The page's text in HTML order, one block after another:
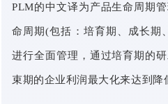
PLM的中文译为产品生命周期
命周期(包括：培育期、成长期
进行全面管理，通过培育期的
束期的企业利润最大化来达到降